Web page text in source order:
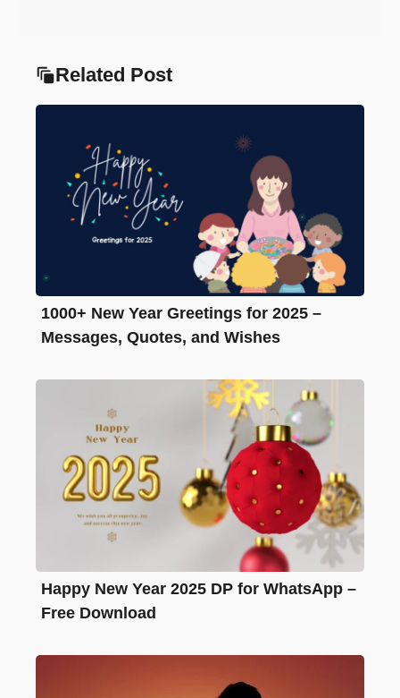
Related Post
1000+ New Year Greetings for 2025 –
Messages, Quotes, and Wishes
Happy New Year 2025 DP for WhatsApp –
Free Download